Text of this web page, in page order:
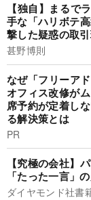
【独自】まるで
手な「ハリボテ
撃した疑惑の取
甚野博則
なぜ「フリーア
オフィス改修が
席予約が定着し
る解決策とは
PR
【究極の会社】
「たった一言」
ダイヤモンド社書